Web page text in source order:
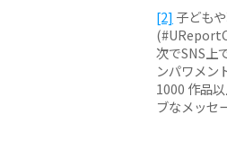
[2] 子ども
次でSNS上
ンパワメン
1000 作品
ブなメッセ